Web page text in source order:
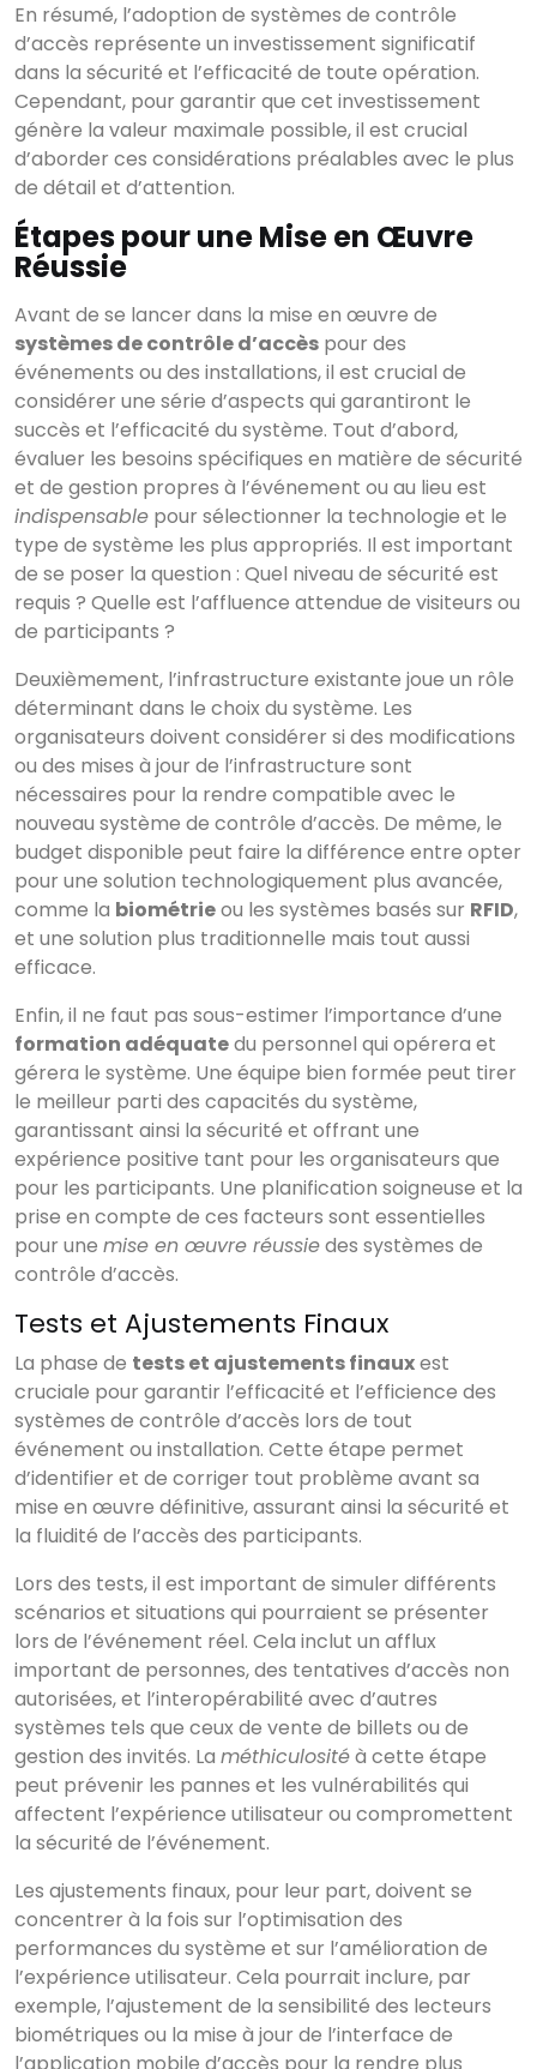
En résumé, l’adoption de systèmes de contrôle
d’accès représente un investissement significatif
dans la sécurité et l’efficacité de toute opération.
Cependant, pour garantir que cet investissement
génère la valeur maximale possible, il est crucial
d’aborder ces considérations préalables avec le plus
de détail et d’attention.
Étapes pour une Mise en Œuvre
Réussie
Avant de se lancer dans la mise en œuvre de
systèmes de contrôle d’accès pour des
événements ou des installations, il est crucial de
considérer une série d’aspects qui garantiront le
succès et l’efficacité du système. Tout d’abord,
évaluer les besoins spécifiques en matière de sécurité
et de gestion propres à l’événement ou au lieu est
indispensable pour sélectionner la technologie et le
type de système les plus appropriés. Il est important
de se poser la question : Quel niveau de sécurité est
requis ? Quelle est l’affluence attendue de visiteurs ou
de participants ?
Deuxièmement, l’infrastructure existante joue un rôle
déterminant dans le choix du système. Les
organisateurs doivent considérer si des modifications
ou des mises à jour de l’infrastructure sont
nécessaires pour la rendre compatible avec le
nouveau système de contrôle d’accès. De même, le
budget disponible peut faire la différence entre opter
pour une solution technologiquement plus avancée,
comme la biométrieou les systèmes basés sur RFID,
et une solution plus traditionnelle mais tout aussi
efficace.
Enfin, il ne faut pas sous-estimer l’importance d’une
formation adéquatedu personnel qui opérera et
gérera le système. Une équipe bien formée peut tirer
le meilleur parti des capacités du système,
garantissant ainsi la sécurité et offrant une
expérience positive tant pour les organisateurs que
pour les participants. Une planification soigneuse et la
prise en compte de ces facteurs sont essentielles
pour une mise en œuvre réussiedes systèmes de
contrôle d’accès.
Tests et Ajustements Finaux
La phase de tests et ajustements finauxest
cruciale pour garantir l’efficacité et l’efficience des
systèmes de contrôle d’accès lors de tout
événement ou installation. Cette étape permet
d’identifier et de corriger tout problème avant sa
mise en œuvre définitive, assurant ainsi la sécurité et
la fluidité de l’accès des participants.
Lors des tests, il est important de simuler différents
scénarios et situations qui pourraient se présenter
lors de l’événement réel. Cela inclut un afflux
important de personnes, des tentatives d’accès non
autorisées, et l’interopérabilité avec d’autres
systèmes tels que ceux de vente de billets ou de
gestion des invités. La méthiculositéà cette étape
peut prévenir les pannes et les vulnérabilités qui
affectent l’expérience utilisateur ou compromettent
la sécurité de l’événement.
Les ajustements finaux, pour leur part, doivent se
concentrer à la fois sur l’optimisation des
performances du système et sur l’amélioration de
l’expérience utilisateur. Cela pourrait inclure, par
exemple, l’ajustement de la sensibilité des lecteurs
biométriques ou la mise à jour de l’interface de